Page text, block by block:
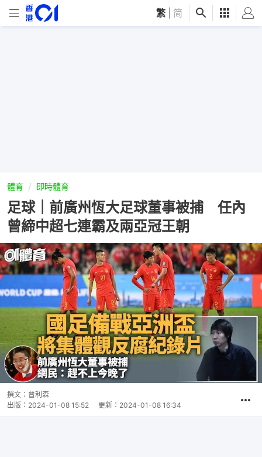
繁 简
體育 即時體育
足球｜前廣州恆大足球董事被捕 任內
曾締中超七連霸及兩亞冠王朝
撰文： 普利森
出版： 2024-01-08 15:52 更新： 2024-01-08 16:34